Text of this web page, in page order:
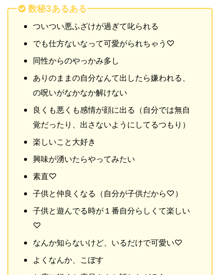
数秘3あるある
ついつい悪ふざけが過ぎて叱られる
でも仕方ないなって可愛がられちゃう♡
同性からのやっかみ多し
ありのままの自分なんて出したら嫌われる、
の呪いがなかなか解けない
良くも悪くも感情が顔に出る（自分では無自
覚だったり、出さないようにしてるつもり）
楽しいこと大好き
興味が湧いたらやってみたい
素直♡
子供と仲良くなる（自分が子供だから♡）
子供と遊んでる時が１番自分らしくて楽しい
♡
なんか知らないけど、いるだけで可愛い♡
よくなんか、こぼす